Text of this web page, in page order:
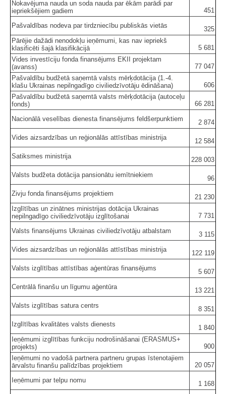
Nokavējuma nauda un soda nauda par ēkām parādi par
iepriekšējiem gadiem
451
Pašvaldības nodeva par tirdzniecību publiskās vietās
325
Pārējie dažādi nenodokļu ieņēmumi, kas nav iepriekš
klasificēti šajā klasifikācijā
5 681
Vides investīciju fonda finansējums EKII projektam
(avanss)
77 047
Pašvaldību budžetā saņemtā valsts mērķdotācija (1.-4.
klašu Ukrainas nepilngadīgo civiliedzīvotāju ēdināšana)
606
Pašvaldību budžetā saņemtā valsts mērķdotācija (autoceļu
fonds)
66 281
Nacionālā veselības dienesta finansējums feldšerpunktiem
2 874
Vides aizsardzības un reģionālās attīstības ministrija
12 584
Satiksmes ministrija
228 003
Valsts budžeta dotācija pansionātu iemītniekiem
96
Zivju fonda finansējums projektiem
21 230
Izglītības un zinātnes ministrijas dotācija Ukrainas
nepilngadīgo civiliedzīvotāju izglītošanai
7 731
Valsts finansējums Ukrainas civiliedzīvotāju atbalstam
3 115
Vides aizsardzības un reģionālās attīstības ministrija
122 119
Valsts izglītības attīstības aģentūras finansējums
5 607
Centrālā finanšu un līgumu aģentūra
13 221
Valsts izglītības satura centrs
8 351
Izglītības kvalitātes valsts dienests
1 840
Ieņēmumi izglītības funkciju nodrošināšanai (ERASMUS+
projekts)
900
Ieņēmumi no vadošā partnera partneru grupas īstenotajiem
ārvalstu finanšu palīdzības projektiem
20 057
Ieņēmumi par telpu nomu
1 168